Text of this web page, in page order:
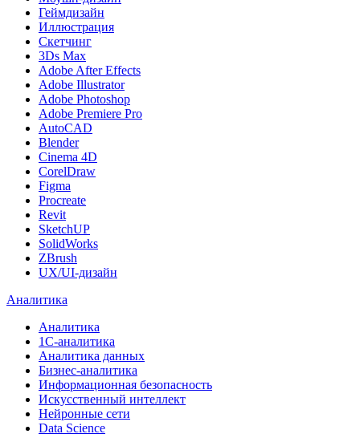
Геймдизайн
Иллюстрация
Скетчинг
3Ds Max
Adobe After Effects
Adobe Illustrator
Adobe Photoshop
Adobe Premiere Pro
AutoCAD
Blender
Cinema 4D
CorelDraw
Figma
Procreate
Revit
SketchUP
SolidWorks
ZBrush
UX/UI-дизайн
Аналитика
Аналитика
1С-аналитика
Аналитика данных
Бизнес-аналитика
Информационная безопасность
Искусственный интеллект
Нейронные сети
Data Science